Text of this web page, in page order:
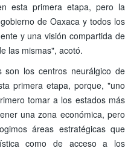
esta primera etapa, pero la
de Oaxaca y todos los
y una visión compartida de
las mismas", acotó.
son los centros neurálgico de
primera etapa, porque, "uno
tomar a los estados más
una zona económica, pero
áreas estratégicas que
como de acceso a los